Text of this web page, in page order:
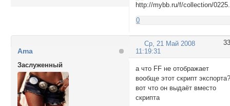
0
33
Ср, 21 Май 2008
11:19:31
Ama
Заслуженный
а что FF не отображает
вообще этот скрипт
вот что он выдаёт вместо
скрипта